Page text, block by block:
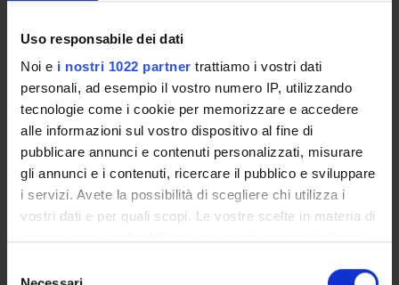
Uso responsabile dei dati
Noi e i nostri 1022 partner trattiamo i vostri dati
personali, ad esempio il vostro numero IP, utilizzando
tecnologie come i cookie per memorizzare e accedere
alle informazioni sul vostro dispositivo al fine di
pubblicare annunci e contenuti personalizzati, misurare
gli annunci e i contenuti, ricercare il pubblico e sviluppare
i servizi. Avete la possibilità di scegliere chi utilizza i
vostri dati e per quali scopi. Le vostre scelte in materia di
modificare o revocare il proprio consenso in qualsiasi
CORSI DI STUDIO
DOTTORATI, MASTER E FORMAZIONE SUPERIORE
Contatti
Persone
Luoghi
Calendario